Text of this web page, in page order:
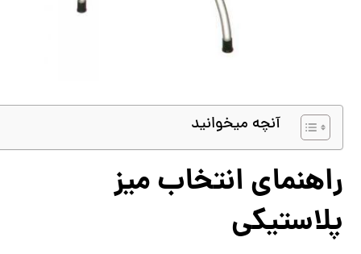
آنچه میخوانید
راهنمای انتخاب میز
پلاستیکی